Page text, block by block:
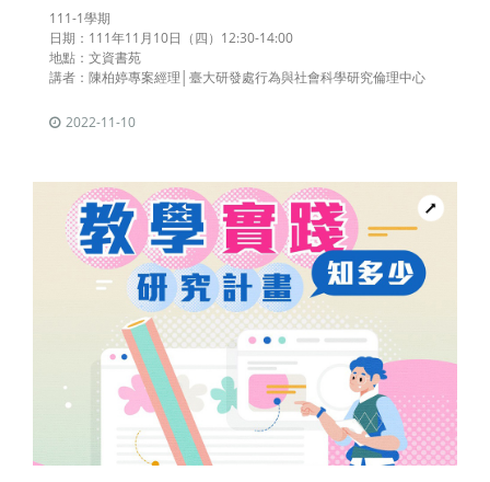
111-1學期
日期：111年11月10日（四）12:30-14:00
地點：文資書苑
講者：陳柏婷專案經理│臺大研發處行為與社會科學研究倫理中心
2022-11-10